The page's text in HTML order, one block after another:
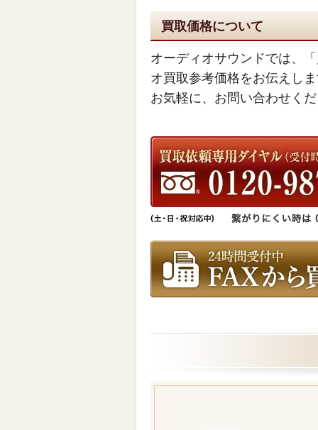
買取価格について
オーディオサウンドでは、
オ買取参考価格をお伝えし
お気軽に、お問い合わせく